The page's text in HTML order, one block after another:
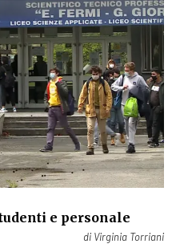
e personale
di Virginia Torriani